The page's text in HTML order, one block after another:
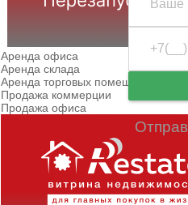
Аренда офиса
Аренда склада
Аренда торговых помещений
Продажа коммерции
Продажа офиса